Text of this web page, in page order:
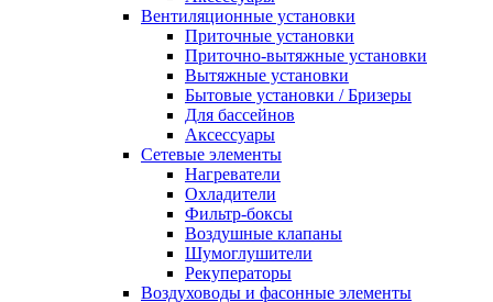
Вентиляционные установки
Приточные установки
Приточно-вытяжные установки
Вытяжные установки
Бытовые установки / Бризеры
Для бассейнов
Аксессуары
Сетевые элементы
Нагреватели
Охладители
Фильтр-боксы
Воздушные клапаны
Шумоглушители
Рекуператоры
Воздуховоды и фасонные элементы